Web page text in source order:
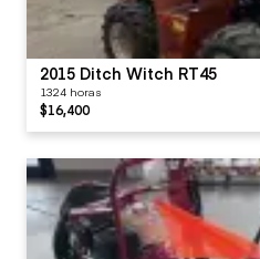
2015 Ditch Witch RT45
1324 horas
$16,400